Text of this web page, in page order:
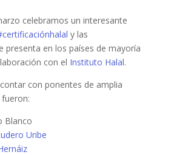
celebramos un interesante
y las
presenta en los países de mayoría
con el Instituto Halal.
con ponentes de amplia
Blanco
Uribe